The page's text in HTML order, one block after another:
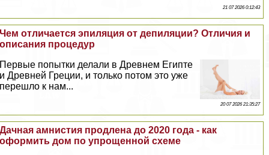
21 07 2026 0:12:43
Чем отличается эпиляция от депиляции? Отличия и
описания процедур
Первые попытки делали в Древнем Египте
и Древней Греции, и только потом это уже
перешло к нам...
20 07 2026 21:35:27
Дачная амнистия продлена до 2020 года - как
оформить дом по упрощенной схеме